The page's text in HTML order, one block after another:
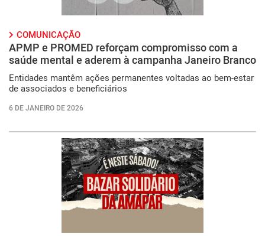
COMUNICAÇÃO
APMP e PROMED reforçam compromisso com a
saúde mental e aderem à campanha Janeiro Branco
Entidades mantêm ações permanentes voltadas ao bem-estar
de associados e beneficiários
6 DE JANEIRO DE 2026